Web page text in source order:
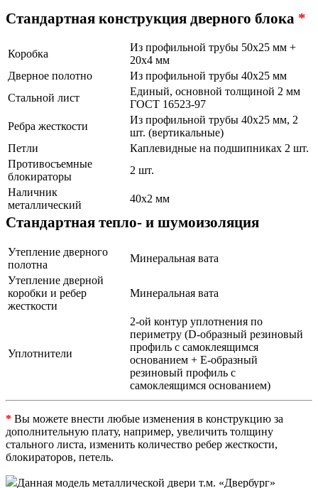
Стандартная конструкция дверного блока *
Коробка
Из профильной трубы 50х25 мм +
20х4 мм
Дверное полотно
Из профильной трубы 40х25 мм
Стальной лист
Единый, основной толщиной 2 мм
ГОСТ 16523-97
Ребра жесткости
Из профильной трубы 40х25 мм, 2
шт. (вертикальные)
Петли
Каплевидные на подшипниках 2 шт.
Противосъемные
блокираторы
2 шт.
Наличник
металлический
40х2 мм
Стандартная тепло- и шумоизоляция
Утепление дверного
полотна
Минеральная вата
Утепление дверной
коробки и ребер
жесткости
Минеральная вата
Уплотнители
2-ой контур уплотнения по
периметру (D-образный резиновый
профиль с самоклеящимся
основанием + Е-образный
резиновый профиль с
самоклеящимся основанием)
* Вы можете внести любые изменения в конструкцию за
дополнительную плату, например, увеличить толщину
стального листа, изменить количество ребер жесткости,
блокираторов, петель.
Данная модель металлической двери т.м. «Двербург»